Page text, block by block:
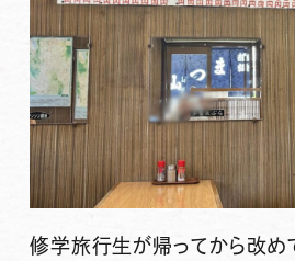
修学旅行生が帰ってから改め